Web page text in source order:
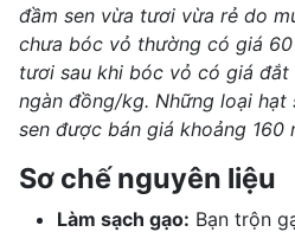
đầm sen vừa tươi vừa rẻ do
chưa bóc vỏ thường có giá
tươi sau khi bóc vỏ có giá đắt
ngàn đồng/kg. Những loại
sen được bán giá khoảng 160
Sơ chế nguyên liệu
Làm sạch gạo: Bạn trộn